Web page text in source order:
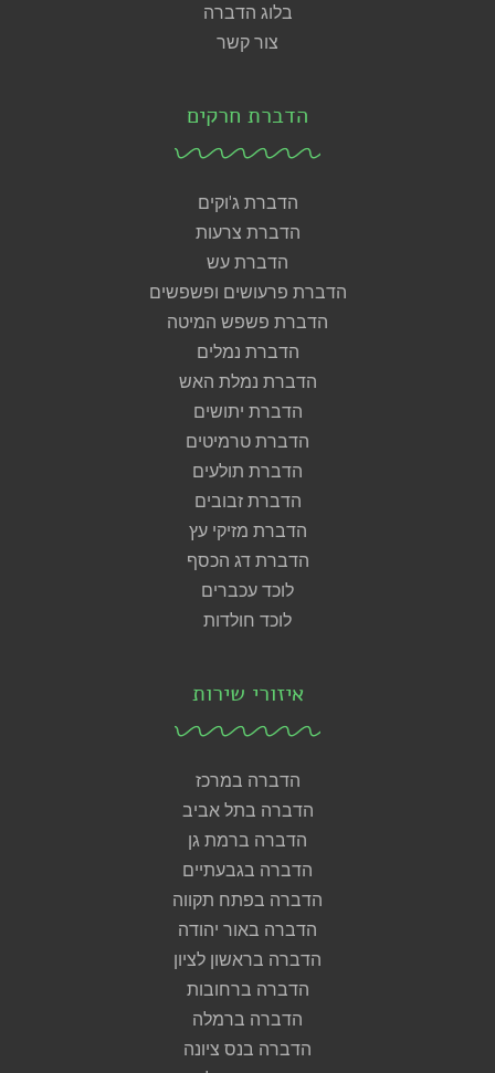
בלוג הדברה
צור קשר
הדברת חרקים
הדברת ג'וקים
הדברת צרעות
הדברת עש
הדברת פרעושים ופשפשים
הדברת פשפש המיטה
הדברת נמלים
הדברת נמלת האש
הדברת יתושים
הדברת טרמיטים
הדברת תולעים
הדברת זבובים
הדברת מזיקי עץ
הדברת דג הכסף
לוכד עכברים
לוכד חולדות
איזורי שירות
הדברה במרכז
הדברה בתל אביב
הדברה ברמת גן
הדברה בגבעתיים
הדברה בפתח תקווה
הדברה באור יהודה
הדברה בראשון לציון
הדברה ברחובות
הדברה ברמלה
הדברה בנס ציונה